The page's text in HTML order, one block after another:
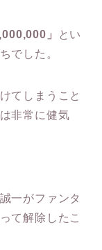
」
とい
でした。
てしまうこと
非常に健気
一がファンタ
て解除したこ